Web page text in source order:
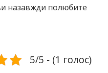
назавжди полюбите
5/5 - (1 голос)